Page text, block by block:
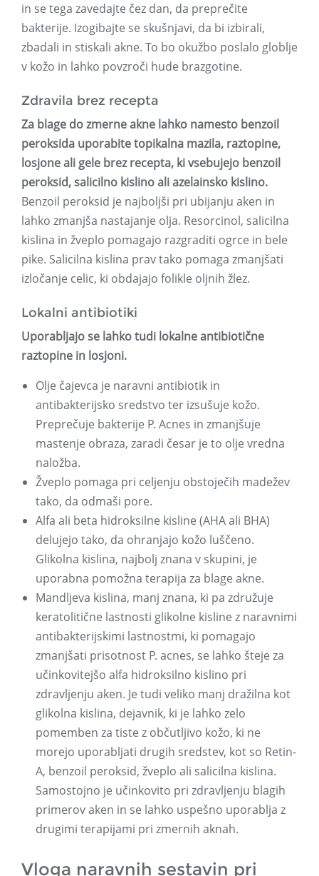
in se tega zavedajte čez dan, da preprečite
bakterije. Izogibajte se skušnjavi, da bi izbirali,
zbadali in stiskali akne. To bo okužbo poslalo globlje
v kožo in lahko povzroči hude brazgotine.
Zdravila brez recepta
Za blage do zmerne akne lahko namesto benzoil
peroksida uporabite topikalna mazila, raztopine,
losjone ali gele brez recepta, ki vsebujejo benzoil
peroksid, salicilno kislino ali azelainsko kislino.
Benzoil peroksid je najboljši pri ubijanju aken in
lahko zmanjša nastajanje olja. Resorcinol, salicilna
kislina in žveplo pomagajo razgraditi ogrce in bele
pike. Salicilna kislina prav tako pomaga zmanjšati
izločanje celic, ki obdajajo folikle oljnih žlez.
Lokalni antibiotiki
Uporabljajo se lahko tudi lokalne antibiotične
raztopine in losjoni.
Olje čajevca je naravni antibiotik in
antibakterijsko sredstvo ter izsušuje kožo.
Preprečuje bakterije P. Acnes in zmanjšuje
mastenje obraza, zaradi česar je to olje vredna
naložba.
Žveplo pomaga pri celjenju obstoječih madežev
tako, da odmaši pore.
Alfa ali beta hidroksilne kisline (AHA ali BHA)
delujejo tako, da ohranjajo kožo luščeno.
Glikolna kislina, najbolj znana v skupini, je
uporabna pomožna terapija za blage akne.
Mandljeva kislina, manj znana, ki pa združuje
keratolitične lastnosti glikolne kisline z naravnimi
antibakterijskimi lastnostmi, ki pomagajo
zmanjšati prisotnost P. acnes, se lahko šteje za
učinkovitejšo alfa hidroksilno kislino pri
zdravljenju aken. Je tudi veliko manj dražilna kot
glikolna kislina, dejavnik, ki je lahko zelo
pomemben za tiste z občutljivo kožo, ki ne
morejo uporabljati drugih sredstev, kot so Retin-
A, benzoil peroksid, žveplo ali salicilna kislina.
Samostojno je učinkovito pri zdravljenju blagih
primerov aken in se lahko uspešno uporablja z
drugimi terapijami pri zmernih aknah.
Vloga naravnih sestavin pri